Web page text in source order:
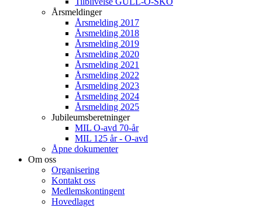
Årsmeldinger
Årsmelding 2017
Årsmelding 2018
Årsmelding 2019
Årsmelding 2020
Årsmelding 2021
Årsmelding 2022
Årsmelding 2023
Årsmelding 2024
Årsmelding 2025
Jubileumsberetninger
MIL O-avd 70-år
MIL 125 år - O-avd
Åpne dokumenter
Om oss
Organisering
Kontakt oss
Medlemskontingent
Hovedlaget